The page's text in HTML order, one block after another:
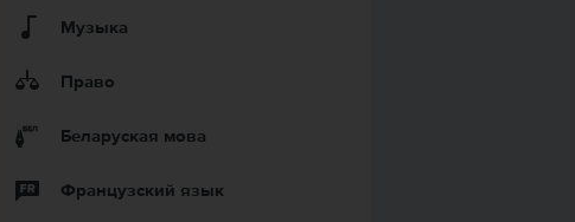
Музыка
Право
Беларуская мова
Французский язык